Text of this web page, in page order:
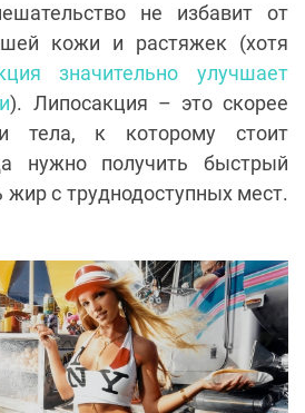
не избавит от
кожи и растяжек (хотя
значительно улучшает
). Липосакция – это скорее
тела, к которому стоит
нужно получить быстрый
жир с труднодоступных мест.